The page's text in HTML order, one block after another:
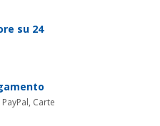
su 24
Carte